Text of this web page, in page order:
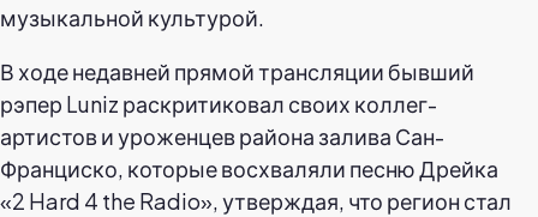
музыкальной культурой.
В ходе недавней прямой трансляции бывший
рэпер Luniz раскритиковал своих коллег-
артистов и уроженцев района залива Сан-
Франциско, которые восхваляли песню Дрейка
«2 Hard 4 the Radio», утверждая, что регион стал